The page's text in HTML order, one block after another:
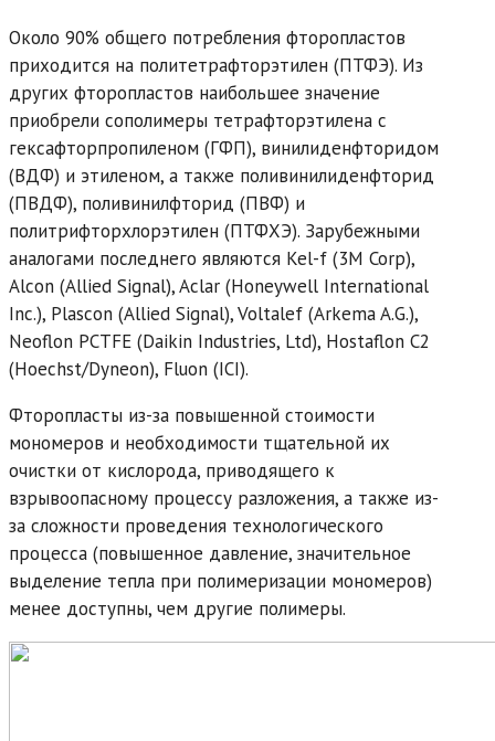
Около 90% общего потребления фторопластов
приходится на политетрафторэтилен (ПТФЭ). Из
других фторопластов наибольшее значение
приобрели сополимеры тетрафторэтилена с
гексафторпропиленом (ГФП), винилиденфторидом
(ВДФ) и этиленом, а также поливинилиденфторид
(ПВДФ), поливинилфторид (ПВФ) и
политрифторхлорэтилен (ПТФХЭ). Зарубежными
аналогами последнего являются Kel-f (3M Corp),
Alcon (Allied Signal), Aclar (Honeywell International
Inc.), Plascon (Allied Signal), Voltalef (Arkema A.G.),
Neoflon PCTFE (Daikin Industries, Ltd), Hostaflon C2
(Hoechst/Dyneon), Fluon (ICI).
Фторопласты из-за повышенной стоимости
мономеров и необходимости тщательной их
очистки от кислорода, приводящего к
взрывоопасному процессу разложения, а также из-
за сложности проведения технологического
процесса (повышенное давление, значительное
выделение тепла при полимеризации мономеров)
менее доступны, чем другие полимеры.